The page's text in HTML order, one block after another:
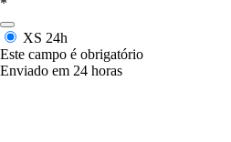
*
XS 24h
Este campo é obrigatório
Enviado em 24 horas